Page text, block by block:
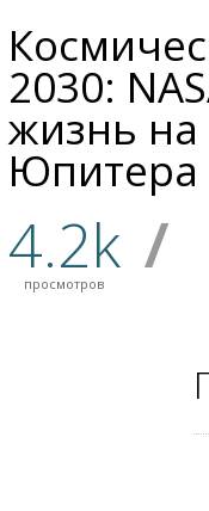
2030:
жизнь на
Юпитера
4.2k
просмотров /